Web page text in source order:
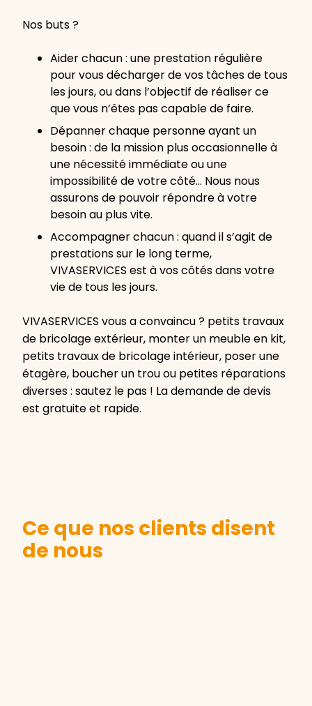
Nos buts ?
Aider chacun : une prestation régulière
pour vous décharger de vos tâches de tous
les jours, ou dans l’objectif de réaliser ce
que vous n’êtes pas capable de faire.
Dépanner chaque personne ayant un
besoin : de la mission plus occasionnelle à
une nécessité immédiate ou une
impossibilité de votre côté… Nous nous
assurons de pouvoir répondre à votre
besoin au plus vite.
Accompagner chacun : quand il s’agit de
prestations sur le long terme,
VIVASERVICES est à vos côtés dans votre
vie de tous les jours.
VIVASERVICES vous a convaincu ? petits travaux
de bricolage extérieur, monter un meuble en kit,
petits travaux de bricolage intérieur, poser une
étagère, boucher un trou ou petites réparations
diverses : sautez le pas ! La demande de devis
est gratuite et rapide.
Ce que nos clients disent
de nous